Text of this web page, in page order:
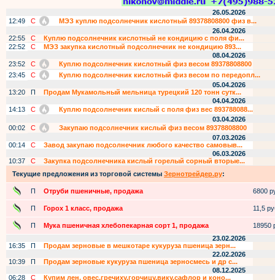
26.05.2026
12:49
С
МЭЗ куплю подсолнечник кислотный 89378808800 физ в...
26.04.2026
22:55
С
Куплю подсолнечник кислотный не кондицию с поля фи...
22:52
С
МЭЗ закупка кислотный подсолнечник не кондицию 893...
08.04.2026
23:52
С
Куплю подсолнечник кислотный физ весом 89378808800
23:45
С
Куплю подсолнечник кислотный физ весом по передопл...
05.04.2026
13:20
П
Продам Мукамольный мельница турецкий 120 тонн сутк...
04.04.2026
14:13
С
Куплю подсолнечник кислый с поля физ вес 893788088...
03.04.2026
00:02
С
Закупаю подсолнечник кислый физ весом 89378808800
07.03.2026
00:14
С
Завод закупаю подсолнечник любого качество самовыв...
06.03.2026
10:37
С
Закупка подсолнечника кислый горелый сорный вторые...
Текущие предложения из торговой системы Зернотрейдер.ру:
П Отруби пшеничные, продажа 6800
П Горох 1 класс, продажа 11,5
П Мука пшеничная хлебопекарная сорт 1, продажа
18950
23.02.2026
16:35
П
Продам зерновые в мешкотаре кукуруза пшеница зерн...
22.02.2026
10:39
П
Продам зерновые кукуруза пшеница зерносмесь и др с...
08.12.2025
06:28
С
Купим лен, овес,гречиху,горчицу,вику,сафлор и коно...